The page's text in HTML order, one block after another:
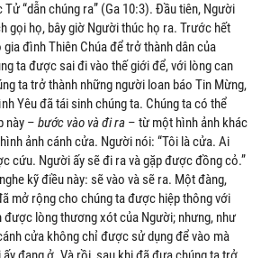
“dẫn chúng ra” (Ga 10:3). Đầu tiên, Người
gọi họ, bây giờ Người thúc họ ra. Trước hết
đình Thiên Chúa để trở thành dân của
ta được sai đi vào thế giới để, với lòng can
ta trở thành những người loan báo Tin Mừng,
Yêu đã tái sinh chúng ta. Chúng ta có thể
này – bước vào và đi ra – từ một hình ảnh khác
ảnh cánh cửa. Người nói: “Tôi là cửa. Ai
cứu. Người ấy sẽ đi ra và gặp được đồng cỏ.”
kỹ điều này: sẽ vào và sẽ ra. Một đàng,
mở rộng cho chúng ta được hiệp thông với
được lòng thương xót của Người; nhưng, như
cửa không chỉ được sử dụng để vào mà